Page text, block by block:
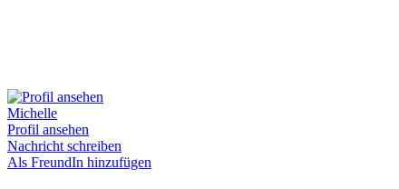
Michelle
Profil ansehen
Nachricht schreiben
Als FreundIn hinzufügen